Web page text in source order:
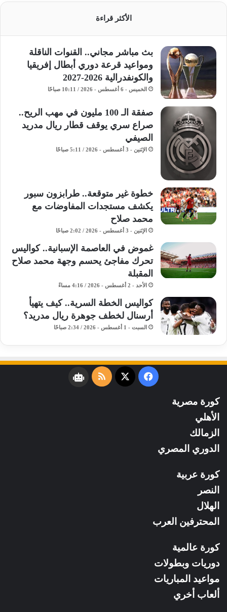
الأكثر قراءة
بث مباشر مجاني.. القنوات الناقلة
ومواعيد قرعة دوري أبطال إفريقيا
والكونفدرالية 2026-2027
الخميس - 6 أغسطس - 2026 / 10:11 صباحًا
صفقة الـ 100 مليون في مهب الريح..
صراع سري يوقف قطار ريال مدريد
الصيفي
الإثنين - 3 أغسطس - 2026 / 5:11 صباحًا
خطوة غير متوقعة.. طرابزون سبور
يكشف مستجدات المفاوضات مع
محمد صلاح
الإثنين - 3 أغسطس - 2026 / 2:02 صباحًا
غموض في العاصمة الإسبانية.. كواليس
تحرك مفاجئ يحسم وجهة محمد صلاح
المقبلة
الأحد - 2 أغسطس - 2026 / 4:16 مساءً
كواليس الخطة السرية.. كيف يتهيأ
أرسنال لخطف جوهرة ريال مدريد؟
السبت - 1 أغسطس - 2026 / 2:34 صباحًا
فيسبوك
‫X
ملخصنبض
كورة مصرية
الأهلي
الزمالك
الدوري المصري
كورة عربية
النصر
الهلال
المحترفين العرب
كورة عالمية
دوريات وبطولات
مواعيد المباريات
ألعاب أخري